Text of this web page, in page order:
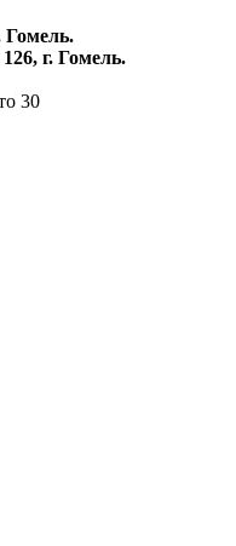
Гомель.
г. Гомель.
30